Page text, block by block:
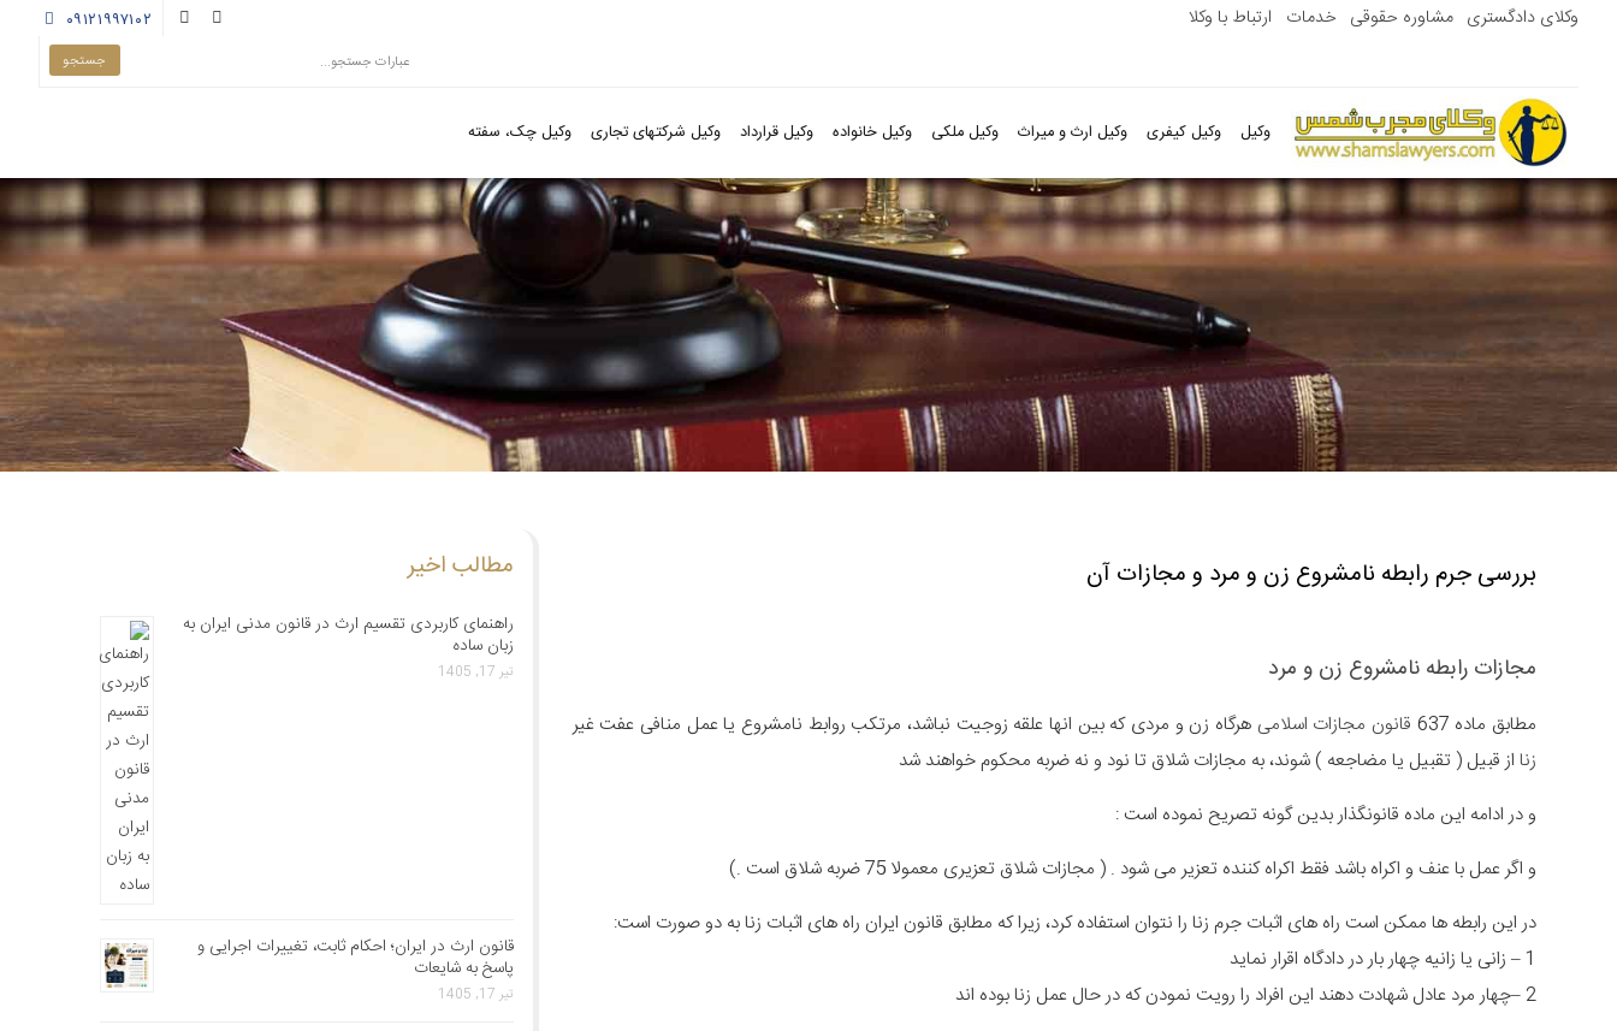
۰۹۱۲۱۹۹۷۱۰۲ وکلای دادگستری مشاوره حقوقی خدمات ارتباط با وکلا
وکیل وکیل کیفری وکیل ارث و میراث وکیل ملکی وکیل خانواده وکیل قرارداد وکیل شرکتهای تجاری وکیل چک، سفته
بررسی جرم رابطه نامشروع زن و مرد و مجازات آن
مجازات رابطه نامشروع زن و مرد
مطابق ماده 637 قانون مجازات اسلامی هرگاه زن و مردی که بین انها علقه زوجیت نباشد، مرتکب روابط نامشروع یا عمل منافی عفت غیر
زنا از قبیل ( تقبیل یا مضاجعه ) شوند، به مجازات شلاق تا نود و نه ضربه محکوم خواهند شد
و در ادامه این ماده قانونگذار بدین گونه تصریح نموده است :
و اگر عمل با عنف و اکراه باشد فقط اکراه کننده تعزیر می شود . ( مجازات شلاق تعزیری معمولا 75 ضربه شلاق است .)
در این رابطه ها ممکن است راه های اثبات جرم زنا را نتوان استفاده کرد، زیرا که مطابق قانون ایران راه های اثبات زنا به دو صورت است:
1 – زانی یا زانیه چهار بار در دادگاه اقرار نماید
2 –چهار مرد عادل شهادت دهند این افراد را رویت نمودن که در حال عمل زنا بوده اند
مطالب اخیر
راهنمای کاربردی تقسیم ارث در قانون مدنی ایران به
زبان ساده
تیر 17, 1405
قانون ارث در ایران؛ احکام ثابت، تغییرات اجرایی و
پاسخ به شایعات
تیر 17, 1405